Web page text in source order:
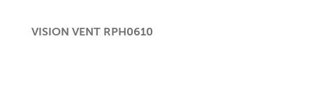
VISION VENT RPH0610